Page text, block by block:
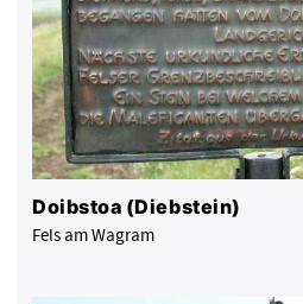
Doibstoa (Diebstein)
Fels am Wagram